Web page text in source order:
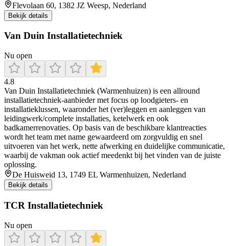
Flevolaan 60, 1382 JZ Weesp, Nederland
Bekijk details
Van Duin Installatietechniek
Nu open
4.8
Van Duin Installatietechniek (Warmenhuizen) is een allround
installatietechniek-aanbieder met focus op loodgieters- en
installatieklussen, waaronder het (ver)leggen en aanleggen van
leidingwerk/complete installaties, ketelwerk en ook
badkamerrenovaties. Op basis van de beschikbare klantreacties
wordt het team met name gewaardeerd om zorgvuldig en snel
uitvoeren van het werk, nette afwerking en duidelijke communicatie,
waarbij de vakman ook actief meedenkt bij het vinden van de juiste
oplossing.
De Huisweid 13, 1749 EL Warmenhuizen, Nederland
Bekijk details
TCR Installatietechniek
Nu open